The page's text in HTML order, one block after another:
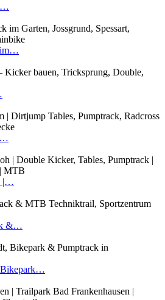
im…
|…
&…
Bikepark…